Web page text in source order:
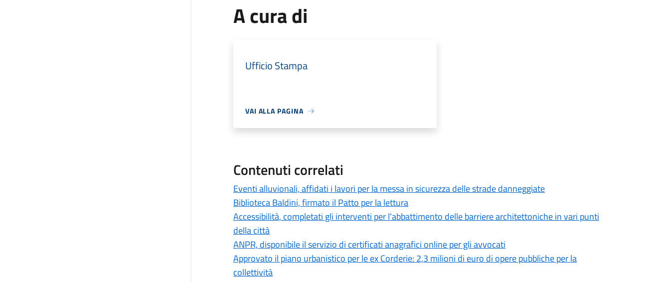
A cura di
Ufficio Stampa
VAI ALLA PAGINA
Contenuti correlati
Eventi alluvionali, affidati i lavori per la messa in sicurezza delle strade danneggiate
Biblioteca Baldini, firmato il Patto per la lettura
Accessibilità, completati gli interventi per l’abbattimento delle barriere architettoniche in vari punti
della città
ANPR, disponibile il servizio di certificati anagrafici online per gli avvocati
Approvato il piano urbanistico per le ex Corderie: 2,3 milioni di euro di opere pubbliche per la
collettività